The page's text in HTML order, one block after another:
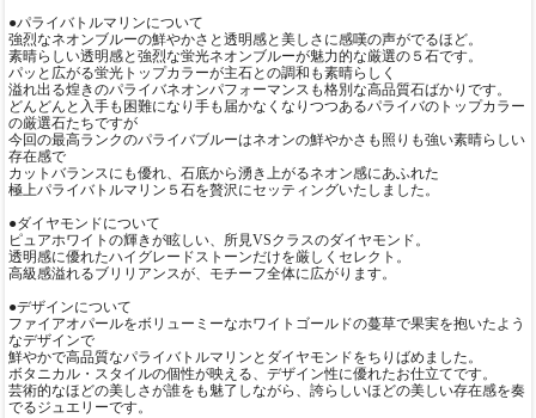
●パライバトルマリンについて
強烈なネオンブルーの鮮やかさと透明感と美しさに感嘆の声がでるほど。
素晴らしい透明感と強烈な蛍光ネオンブルーが魅力的な厳選の５石です。
パッと広がる蛍光トップカラーが主石との調和も素晴らしく
溢れ出る煌きのパライバネオンパフォーマンスも格別な高品質石ばかりです。
どんどんと入手も困難になり手も届かなくなりつつあるパライバのトップカラー
の厳選石たちですが
今回の最高ランクのパライバブルーはネオンの鮮やかさも照りも強い素晴らしい
存在感で
カットバランスにも優れ、石底から湧き上がるネオン感にあふれた
極上パライバトルマリン５石を贅沢にセッティングいたしました。
●ダイヤモンドについて
ピュアホワイトの輝きが眩しい、所見VSクラスのダイヤモンド。
透明感に優れたハイグレードストーンだけを厳しくセレクト。
高級感溢れるブリリアンスが、モチーフ全体に広がります。
●デザインについて
ファイアオパールをボリューミーなホワイトゴールドの蔓草で果実を抱いたよう
なデザインで
鮮やかで高品質なパライバトルマリンとダイヤモンドをちりばめました。
ボタニカル・スタイルの個性が映える、デザイン性に優れたお仕立てです。
芸術的なほどの美しさが誰をも魅了しながら、誇らしいほどの美しい存在感を奏
でるジュエリーです。